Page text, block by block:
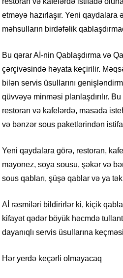
etməyə hazırlaşır. Yeni
məhsulların birdəfəlik
Bu qərar Aİ-nin Qablaşdırma və
çərçivəsində həyata keçirilir.
bilən servis üsullarını
qüvvəyə minməsi planlaşdırılır.
restoran və kafelərdə, masada
və bənzər sous paketlərindən
Yeni qaydalara görə, restoran,
mayonez, soya sousu, şəkər və
sous qabları, şüşə qablar və ya
Aİ rəsmiləri bildirirlər ki, kiçik
kifayət qədər böyük həcmdə
dayanıqlı servis üsullarına
Hər yerdə keçərli olmayacaq